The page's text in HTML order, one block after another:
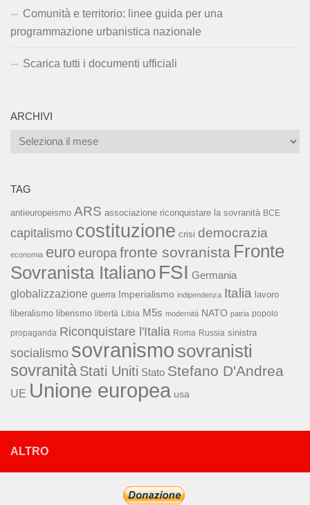
Comunità e territorio: linee guida per una
programmazione urbanistica nazionale
Scarica tutti i documenti ufficiali
ARCHIVI
Archivi
TAG
antieuropeismo ARS associazione riconquistare la sovranità BCE
capitalismo costituzione crisi democrazia
economia euro europa fronte sovranista Fronte
Sovranista Italiano FSI Germania
globalizzazione guerra Imperialismo indipendenza Italia lavoro
liberalismo liberismo libertà Libia M5s modernità NATO patria popolo
propaganda Riconquistare l'Italia Roma Russia sinistra
socialismo sovranismo sovranisti
sovranità Stati Uniti Stato Stefano D'Andrea
UE Unione europea usa
ALTRO